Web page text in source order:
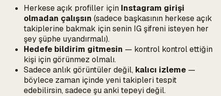
Herkese açık profiller için Instagram girişi
olmadan çalışsın (sadece başkasının herkese açık
takiplerine bakmak için senin IG şifreni isteyen her
şey şüphe uyandırmalı).
Hedefe bildirim gitmesin — kontrol kontrol ettiğin
kişi için görünmez olmalı.
Sadece anlık görüntüler değil, kalıcı izleme —
böylece zaman içindeyenitakipleri tespit
edebilirsin, sadece şu anki tepeyi değil.